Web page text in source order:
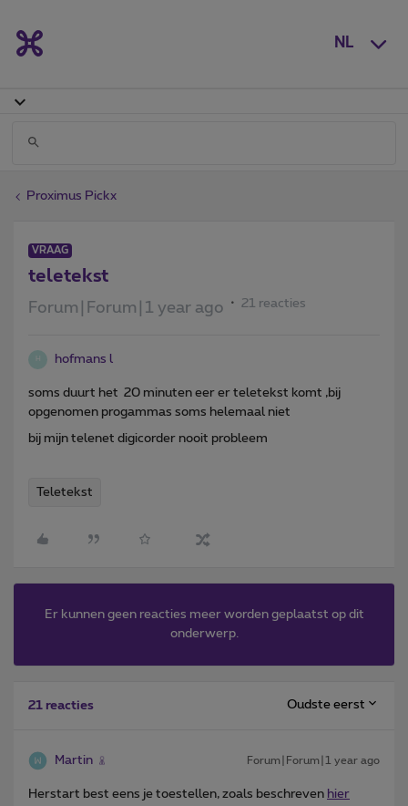
NL
Proximus Pickx
VRAAG
teletekst
Forum|Forum|1 year ago 21 reacties
H hofmans l
soms duurt het 20 minuten eer er teletekst komt ,bij
opgenomen progammas soms helemaal niet
bij mijn telenet digicorder nooit probleem
Teletekst
Er kunnen geen reacties meer worden geplaatst op dit
onderwerp.
21 reacties Oudste eerst
Martin Forum|Forum|1 year ago
Herstart best eens je toestellen, zoals beschreven hier